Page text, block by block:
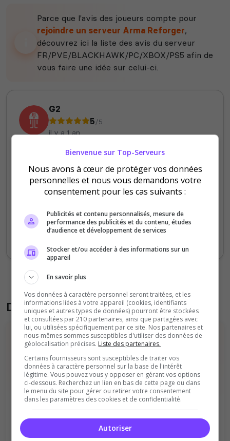
Parce que l'avis des joueurs compte pour
rejoindre un serveur Arma Reforger,
découvrez ici la liste des avis du serveur
FR/PVE/BLACKHAWK/PC/XBOX/PS5 afin de
vous faire une idée sur celui-ci.
G2
5/5
il y a 1 an
Staff du serveur
Un serveur actif en PVE toute la journée, un
Donner son avis sur le serveur
Vous devez être connecté pour ajouter
un avis sur ce serveur !
Se connecter
Bienvenue sur Top-Serveurs
Nous avons à cœur de protéger vos données
personnelles et nous vous demandons votre
consentement pour les cas suivants :
Publicités et contenu personnalisés, mesure de
performance des publicités et du contenu, études
d’audience et développement de services
Stocker et/ou accéder à des informations sur un
appareil
En savoir plus
Vos données à caractère personnel seront traitées, et les
informations liées à votre appareil (cookies, identifiants
uniques et autres types de données) pourront être stockées
et consultées par 210 partenaires, ainsi que partagées avec
lui, ou utilisées spécifiquement par ce site. Nos partenaires et
nous-mêmes sommes susceptibles d'utiliser des données de
géolocalisation précises. Liste des partenaires.
Certains fournisseurs sont susceptibles de traiter vos
données à caractère personnel sur la base de l'intérêt
légitime. Vous pouvez vous y opposer en gérant vos options
ci-dessous. Recherchez un lien en bas de cette page ou dans
le menu du site pour gérer ou retirer votre consentement
dans les paramètres des cookies et de confidentialité.
Autoriser